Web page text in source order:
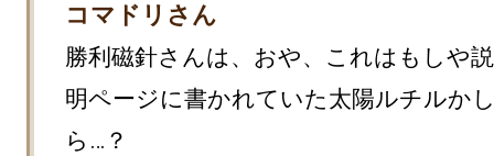
コマドリさん
勝利磁針さんは、おや、これはもしや説
明ページに書かれていた太陽ルチルか
ら…？